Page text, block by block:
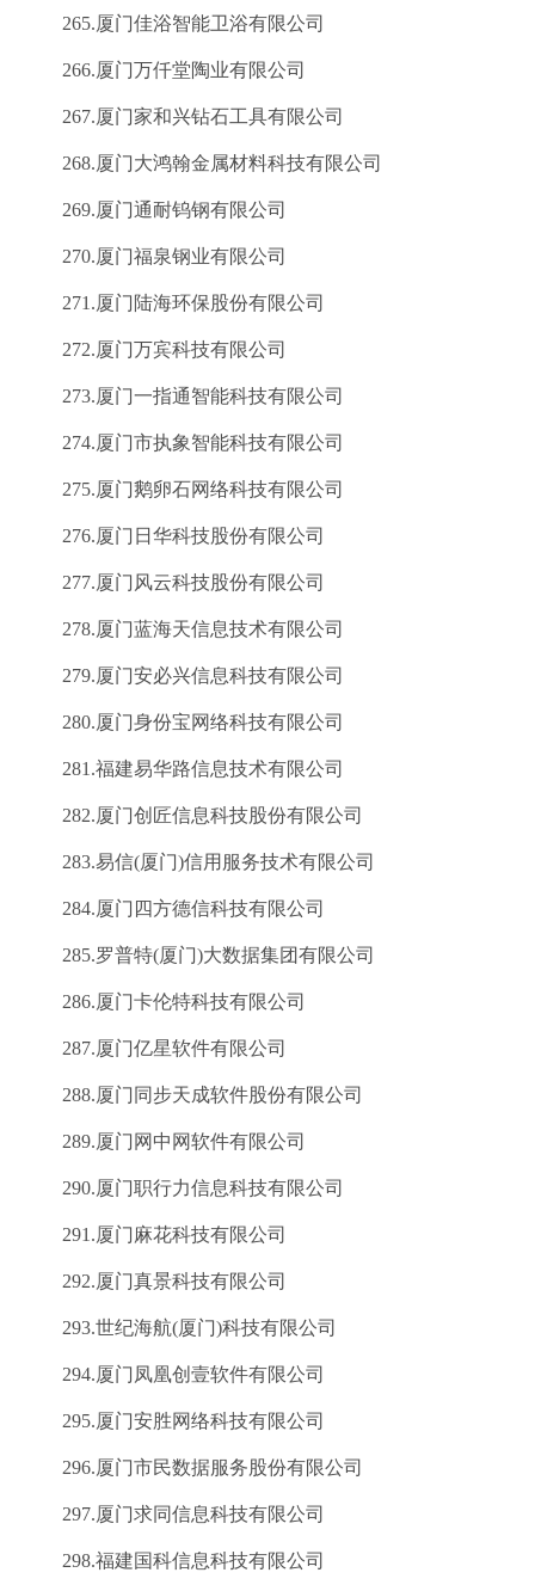
265.厦门佳浴智能卫浴有限公司
266.厦门万仟堂陶业有限公司
267.厦门家和兴钻石工具有限公司
268.厦门大鸿翰金属材料科技有限公司
269.厦门通耐钨钢有限公司
270.厦门福泉钢业有限公司
271.厦门陆海环保股份有限公司
272.厦门万宾科技有限公司
273.厦门一指通智能科技有限公司
274.厦门市执象智能科技有限公司
275.厦门鹅卵石网络科技有限公司
276.厦门日华科技股份有限公司
277.厦门风云科技股份有限公司
278.厦门蓝海天信息技术有限公司
279.厦门安必兴信息科技有限公司
280.厦门身份宝网络科技有限公司
281.福建易华路信息技术有限公司
282.厦门创匠信息科技股份有限公司
283.易信(厦门)信用服务技术有限公司
284.厦门四方德信科技有限公司
285.罗普特(厦门)大数据集团有限公司
286.厦门卡伦特科技有限公司
287.厦门亿星软件有限公司
288.厦门同步天成软件股份有限公司
289.厦门网中网软件有限公司
290.厦门职行力信息科技有限公司
291.厦门麻花科技有限公司
292.厦门真景科技有限公司
293.世纪海航(厦门)科技有限公司
294.厦门凤凰创壹软件有限公司
295.厦门安胜网络科技有限公司
296.厦门市民数据服务股份有限公司
297.厦门求同信息科技有限公司
298.福建国科信息科技有限公司